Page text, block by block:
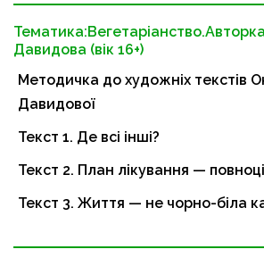
Давидова (вік 16+)
Методичка до художніх текстів
Давидової
Текст 1. Де всі інші?
Текст 2. План лікування —
Текст 3. Життя — не чорно-біла